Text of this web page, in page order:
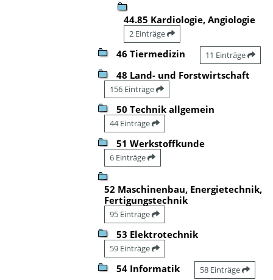
44.85 Kardiologie, Angiologie
2 Einträge
46 Tiermedizin 11 Einträge
48 Land- und Forstwirtschaft
156 Einträge
50 Technik allgemein
44 Einträge
51 Werkstoffkunde
6 Einträge
52 Maschinenbau, Energietechnik,
Fertigungstechnik
95 Einträge
53 Elektrotechnik
59 Einträge
54 Informatik 58 Einträge